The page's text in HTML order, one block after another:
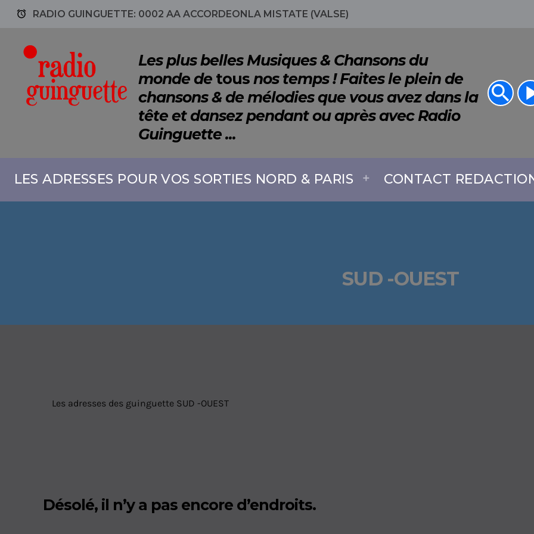
access_alarm RADIO GUINGUETTE: 0002 AA ACCORDEONLA MISTATE (VALSE)
Les plus belles Musiques & Chansons du
monde de tous nos temps ! Faites le plein de
chansons & de mélodies que vous avez dans la
tête et dansez pendant ou après avec Radio
Guinguette ...
LES ADRESSES POUR VOS SORTIES NORD & PARIS CONTACT
search
SUD -OUEST
Les adresses des guinguette SUD -OUEST
Désolé, il n’y a pas encore d’endroits.